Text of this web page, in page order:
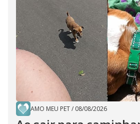
AMO MEU PET/ 08/08/2026